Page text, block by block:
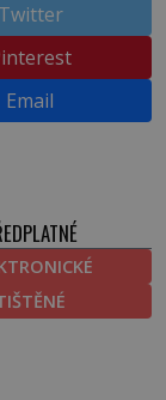
Twitter
Email